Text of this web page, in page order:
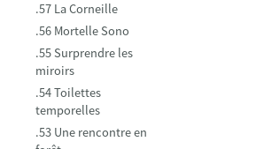
.57 La Corneille
.56 Mortelle Sono
.55 Surprendre les
miroirs
.54 Toilettes
temporelles
.53 Une rencontre en